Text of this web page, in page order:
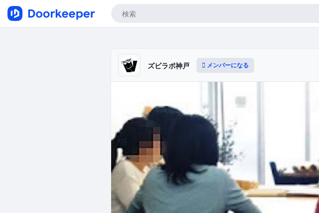
ズビラボ神戸 メンバーになる